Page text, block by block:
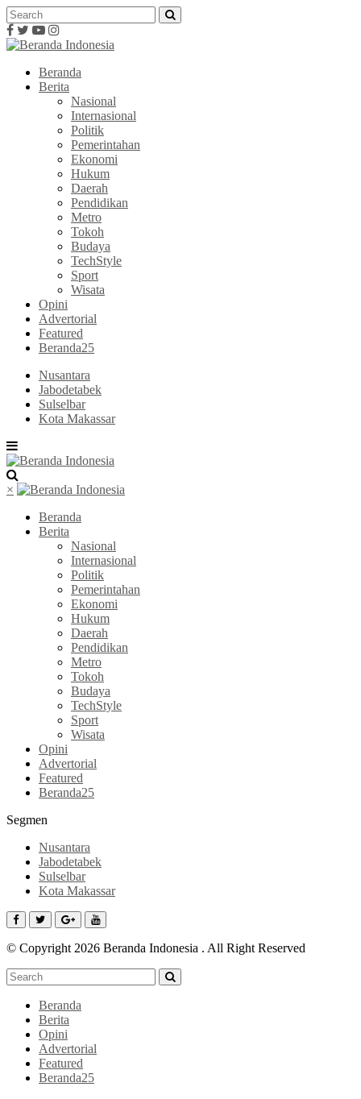
Beranda
Berita
Nasional
Internasional
Politik
Pemerintahan
Ekonomi
Hukum
Daerah
Pendidikan
Metro
Tokoh
Budaya
TechStyle
Sport
Wisata
Opini
Advertorial
Featured
Beranda25
Nusantara
Jabodetabek
Sulselbar
Kota Makassar
×
Beranda
Berita
Nasional
Internasional
Politik
Pemerintahan
Ekonomi
Hukum
Daerah
Pendidikan
Metro
Tokoh
Budaya
TechStyle
Sport
Wisata
Opini
Advertorial
Featured
Beranda25
Segmen
Nusantara
Jabodetabek
Sulselbar
Kota Makassar
© Copyright 2026 Beranda Indonesia . All Right Reserved
Beranda
Berita
Opini
Advertorial
Featured
Beranda25